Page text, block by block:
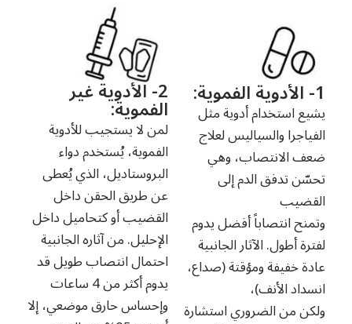
1- الأدوية الفموية:
يشيع استخدام أدوية مثل
الفياجرا والسياليس لعلاج
ضعف الانتصاب، وهي
تحسّن تدفق الدم إلى
القضيب
وتمنح انتصاباً أفضل يدوم
لفترة أطول. الآثار الجانبية
عادة خفيفة ومؤقتة (صداع،
انسداد الأنف)،
ولكن من الضروري استشارة
2- الأدوية غير
الفموية:
لمن لا يستجيب للأدوية
الفموية، يُستخدم دواء
البروستاديل، الذي يُعطى
عن طريق الحقن داخل
القضيب أو كتحاميل داخل
الإحليل. من آثاره الجانبية
احتمال انتصاب طويل قد
يدوم أكثر من 4 ساعات
وإحساس حارق موضعي، إلا